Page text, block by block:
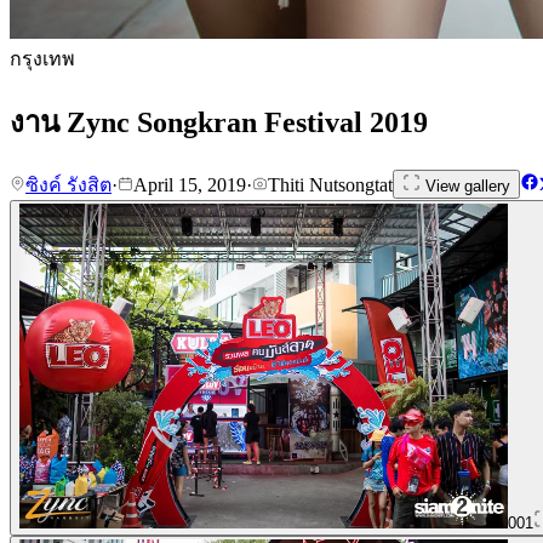
กรุงเทพ
งาน Zync Songkran Festival 2019
ซิงค์ รังสิต· April 15, 2019· Thiti Nutsongtat View gallery
001